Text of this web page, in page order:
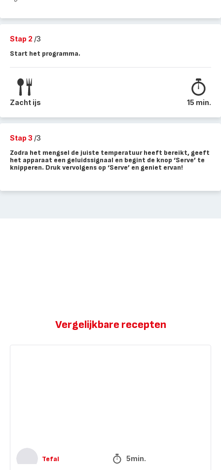
Stap 2 /3
Start het programma.
Zacht ijs 15 min.
Stap 3 /3
Zodra het mengsel de juiste temperatuur heeft bereikt, geeft
het apparaat een geluidssignaal en begint de knop ‘Serve’ te
knipperen. Druk vervolgens op ‘Serve’ en geniet ervan!
Vergelijkbare recepten
Tefal 5min.